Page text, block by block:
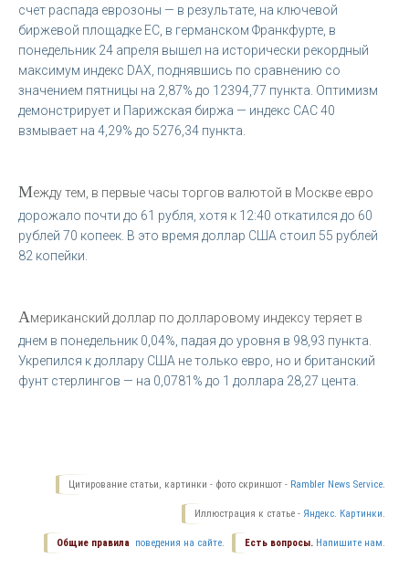
счет распада еврозоны — в результате, на ключевой
биржевой площадке ЕС, в германском Франкфурте, в
понедельник 24 апреля вышел на исторически рекордный
максимум индекс DAX, поднявшись по сравнению со
значением пятницы на 2,87% до 12394,77 пункта. Оптимизм
демонстрирует и Парижская биржа — индекс CAC 40
взмывает на 4,29% до 5276,34 пункта.
Между тем, в первые часы торгов валютой в Москве евро
дорожало почти до 61 рубля, хотя к 12:40 откатился до 60
рублей 70 копеек. В это время доллар США стоил 55 рублей
82 копейки.
Американский доллар по долларовому индексу теряет в
днем в понедельник 0,04%, падая до уровня в 98,93 пункта.
Укрепился к доллару США не только евро, но и британский
фунт стерлингов — на 0,0781% до 1 доллара 28,27 цента.
Цитирование статьи, картинки - фото скриншот - Rambler News Service.
Иллюстрация к статье - Яндекс. Картинки.
Есть вопросы. Напишите нам.
Общие правила поведения на сайте.